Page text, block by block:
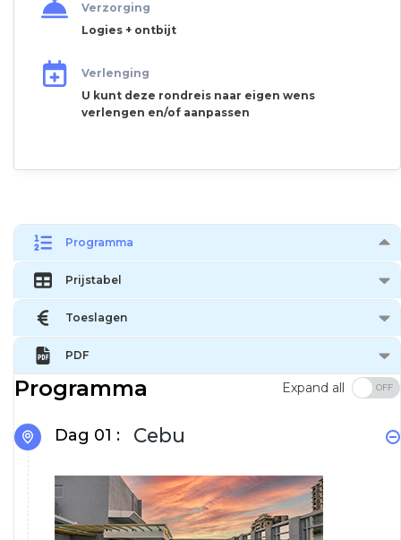
Verzorging
Logies + ontbijt
Verlenging
U kunt deze rondreis naar eigen wens
verlengen en/of aanpassen
Programma
Prijstabel
Toeslagen
PDF
Programma Expand all
Dag 01 : Cebu